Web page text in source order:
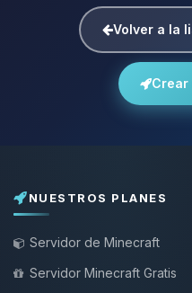
Volver a la
Crear
NUESTROS PLANES
Servidor de Minecraft
Servidor Minecraft Gratis